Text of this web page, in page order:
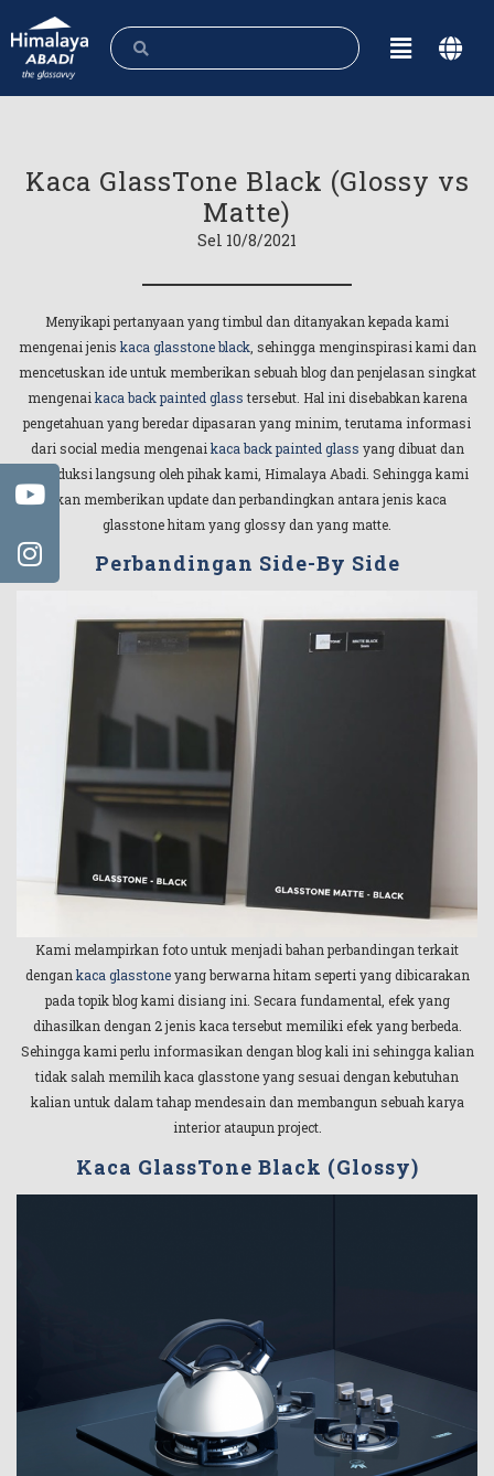
Kaca GlassTone Black (Glossy vs
Matte)
Sel 10/8/2021
Menyikapi pertanyaan yang timbul dan ditanyakan kepada kami
mengenai jenis kaca glasstone black, sehingga menginspirasi kami dan
mencetuskan ide untuk memberikan sebuah blog dan penjelasan singkat
mengenai kaca back painted glasstersebut. Hal ini disebabkan karena
pengetahuan yang beredar dipasaran yang minim, terutama informasi
dari social media mengenai kaca back painted glass yang dibuat dan
diproduksi langsung oleh pihak kami, Himalaya Abadi. Sehingga kami
akan memberikan update dan perbandingkan antara jenis kaca
glasstone hitam yang glossy dan yang matte.
Perbandingan Side-By Side
Kami melampirkan foto untuk menjadi bahan perbandingan terkait
dengankaca glasstoneyang berwarna hitam seperti yang dibicarakan
pada topik blog kami disiang ini. Secara fundamental, efek yang
dihasilkan dengan 2 jenis kaca tersebut memiliki efek yang berbeda.
Sehingga kami perlu informasikan dengan blog kali ini sehingga kalian
tidak salah memilih kaca glasstone yang sesuai dengan kebutuhan
kalian untuk dalam tahap mendesain dan membangun sebuah karya
interior ataupun project.
Kaca GlassTone Black (Glossy)